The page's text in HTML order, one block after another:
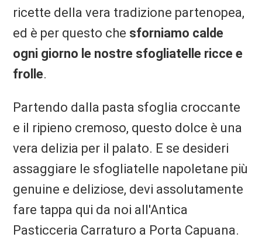
ricette della vera tradizione partenopea,
ed è per questo che sforniamo calde
ogni giorno le nostre sfogliatelle ricce e
frolle.
Partendo dalla pasta sfoglia croccante
e il ripieno cremoso, questo dolce è una
vera delizia per il palato. E se desideri
assaggiare le sfogliatelle napoletane più
genuine e deliziose, devi assolutamente
fare tappa qui da noi all'Antica
Pasticceria Carraturo a Porta Capuana.